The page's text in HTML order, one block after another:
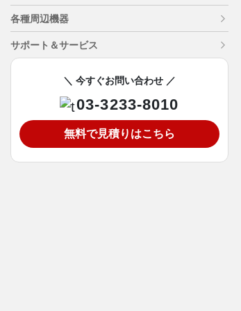
各種周辺機器
サポート＆サービス
＼ 今すぐお問い合わせ ／
03-3233-8010
無料で見積りはこちら